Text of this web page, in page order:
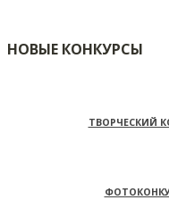
НОВЫЕ КОНКУРСЫ
ТВОРЧЕСКИЙ